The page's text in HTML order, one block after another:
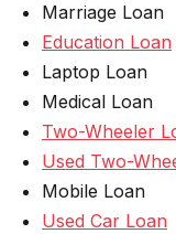
Marriage Loan
Education Loan
Laptop Loan
Medical Loan
Two-Wheeler
Used Two-
Mobile Loan
Used Car Loan